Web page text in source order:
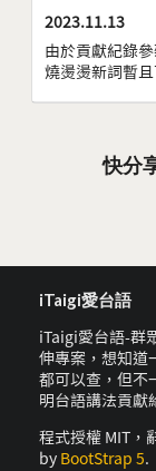
2023.11.13
由於貢獻紀錄
燒燙燙新詞暫且
快分
iTaigi愛台語
iTaigi愛台語-群
伸專案，想知道
都可以查，但不
明台語講法貢獻
程式授權 MIT，
by BootStrap 5.